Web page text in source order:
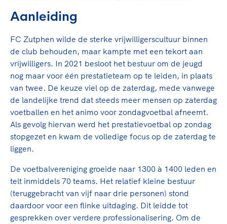
voor Sifan Hassan, Rico Verhoeven, Diede de
Groot en het Nederlands Elftal. Of met trots te
genieten van de karatewedstrijd van je dochter,
de halve marathon van je moeder of de
hockeywedstrijd van je buurjongen.
Lees verder
Samen voor een veilige
sportomgeving
Voor welk gedrag staat de club? Wat mag wel
langs de lijn, in de kleedkamer, kantine en online?
En wat mag vooral niet? Een gedragscode geeft
hier richting aan en is dus een belangrijk
onderdeel van het clubbeleid rondom gewenst en
ongewenst gedrag.
Lees verder
ontwikkelprogramma voor de volgende functies
bestuurders, (technisch) directeuren, managers en
toekomstig kader.
Lees verder
Aanleiding
FC Zutphen wilde de sterke vrijwilligerscultuur binnen
de club behouden, maar kampte met een tekort aan
vrijwilligers. In 2021 besloot het bestuur om de jeugd
nog maar voor één prestatieteam op te leiden, in plaats
van twee. De keuze viel op de zaterdag, mede vanwege
de landelijke trend dat steeds meer mensen op zaterdag
voetballen en het animo voor zondagvoetbal afneemt.
Als gevolg hiervan werd het prestatievoetbal op zondag
stopgezet en kwam de volledige focus op de zaterdag te
liggen.
De voetbalvereniging groeide naar 1300 à 1400 leden en
telt inmiddels 70 teams. Het relatief kleine bestuur
(teruggebracht van vijf naar drie personen) stond
daardoor voor een flinke uitdaging. Dit leidde tot
gesprekken over verdere professionalisering. Om de